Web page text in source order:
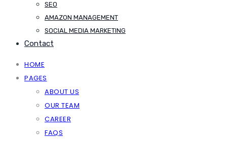
SEO
AMAZON MANAGEMENT
SOCIAL MEDIA MARKETING
Contact
HOME
PAGES
ABOUT US
OUR TEAM
CAREER
FAQS